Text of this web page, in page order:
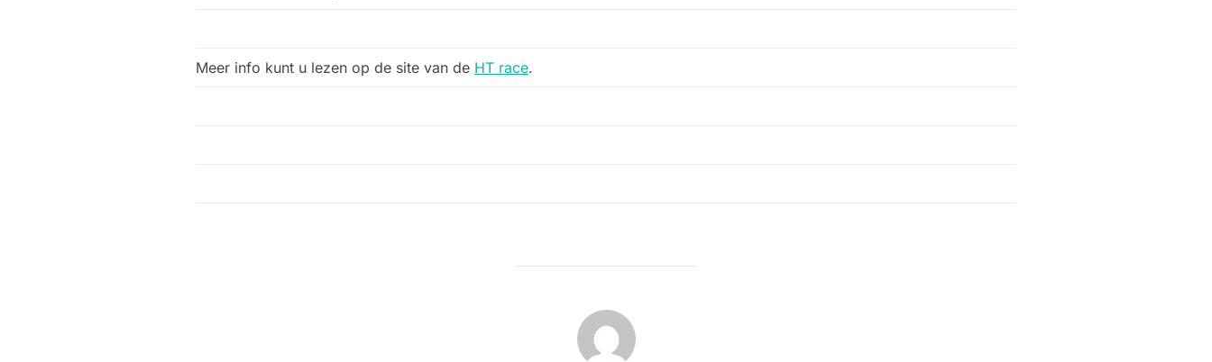
Meer info kunt u lezen op de site van de HT race.
BERICHTAUTEUR